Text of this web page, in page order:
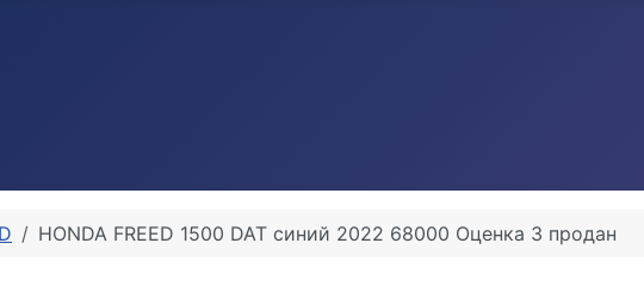
HONDA FREED 1500 DAT синий 2022 68000 Оценка 3 продан